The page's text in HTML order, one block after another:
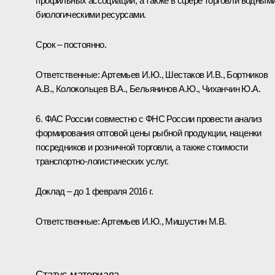
биологическими ресурсами.
Срок – постоянно.
Ответственные: Артемьев И.Ю., Шестаков И.В., Бортников
А.В., Колокольцев В.А., Бельянинов А.Ю., Чиханчин Ю.А.
6. ФАС России совместно с ФНС России провести анализ
формирования оптовой цены рыбной продукции, наценки
посредников и розничной торговли, а также стоимости
транспортно-логистических услуг.
Доклад – до 1 февраля 2016 г.
Ответственные: Артемьев И.Ю., Мишустин М.В.